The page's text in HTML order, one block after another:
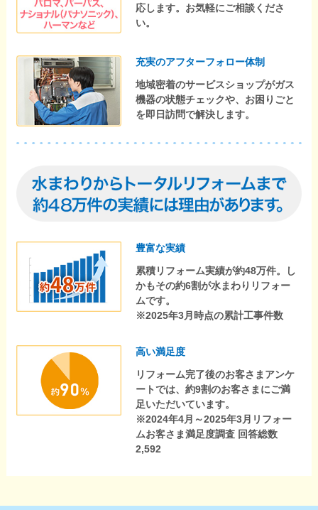
応します。お気軽にご相談くださ
い。
充実のアフターフォロー体制
地域密着のサービスショップがガス
機器の状態チェックや、お困りごと
を即日訪問で解決します。
豊富な実績
累積リフォーム実績が約48万件。し
かもその約6割が水まわりリフォー
ムです。
※2025年3月時点の累計工事件数
高い満足度
リフォーム完了後のお客さまアンケ
ートでは、約9割のお客さまにご満
足いただいています。
※2024年4月～2025年3月リフォー
ムお客さま満足度調査 回答総数
2,592